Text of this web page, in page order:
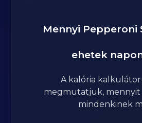
Mennyi Pepperoni
ehetek
A kalória
megmutatjuk, mennyit
mindenkinek